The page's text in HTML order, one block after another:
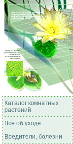
Каталог комнатных
растений
Все об уходе
Вредители, болезни